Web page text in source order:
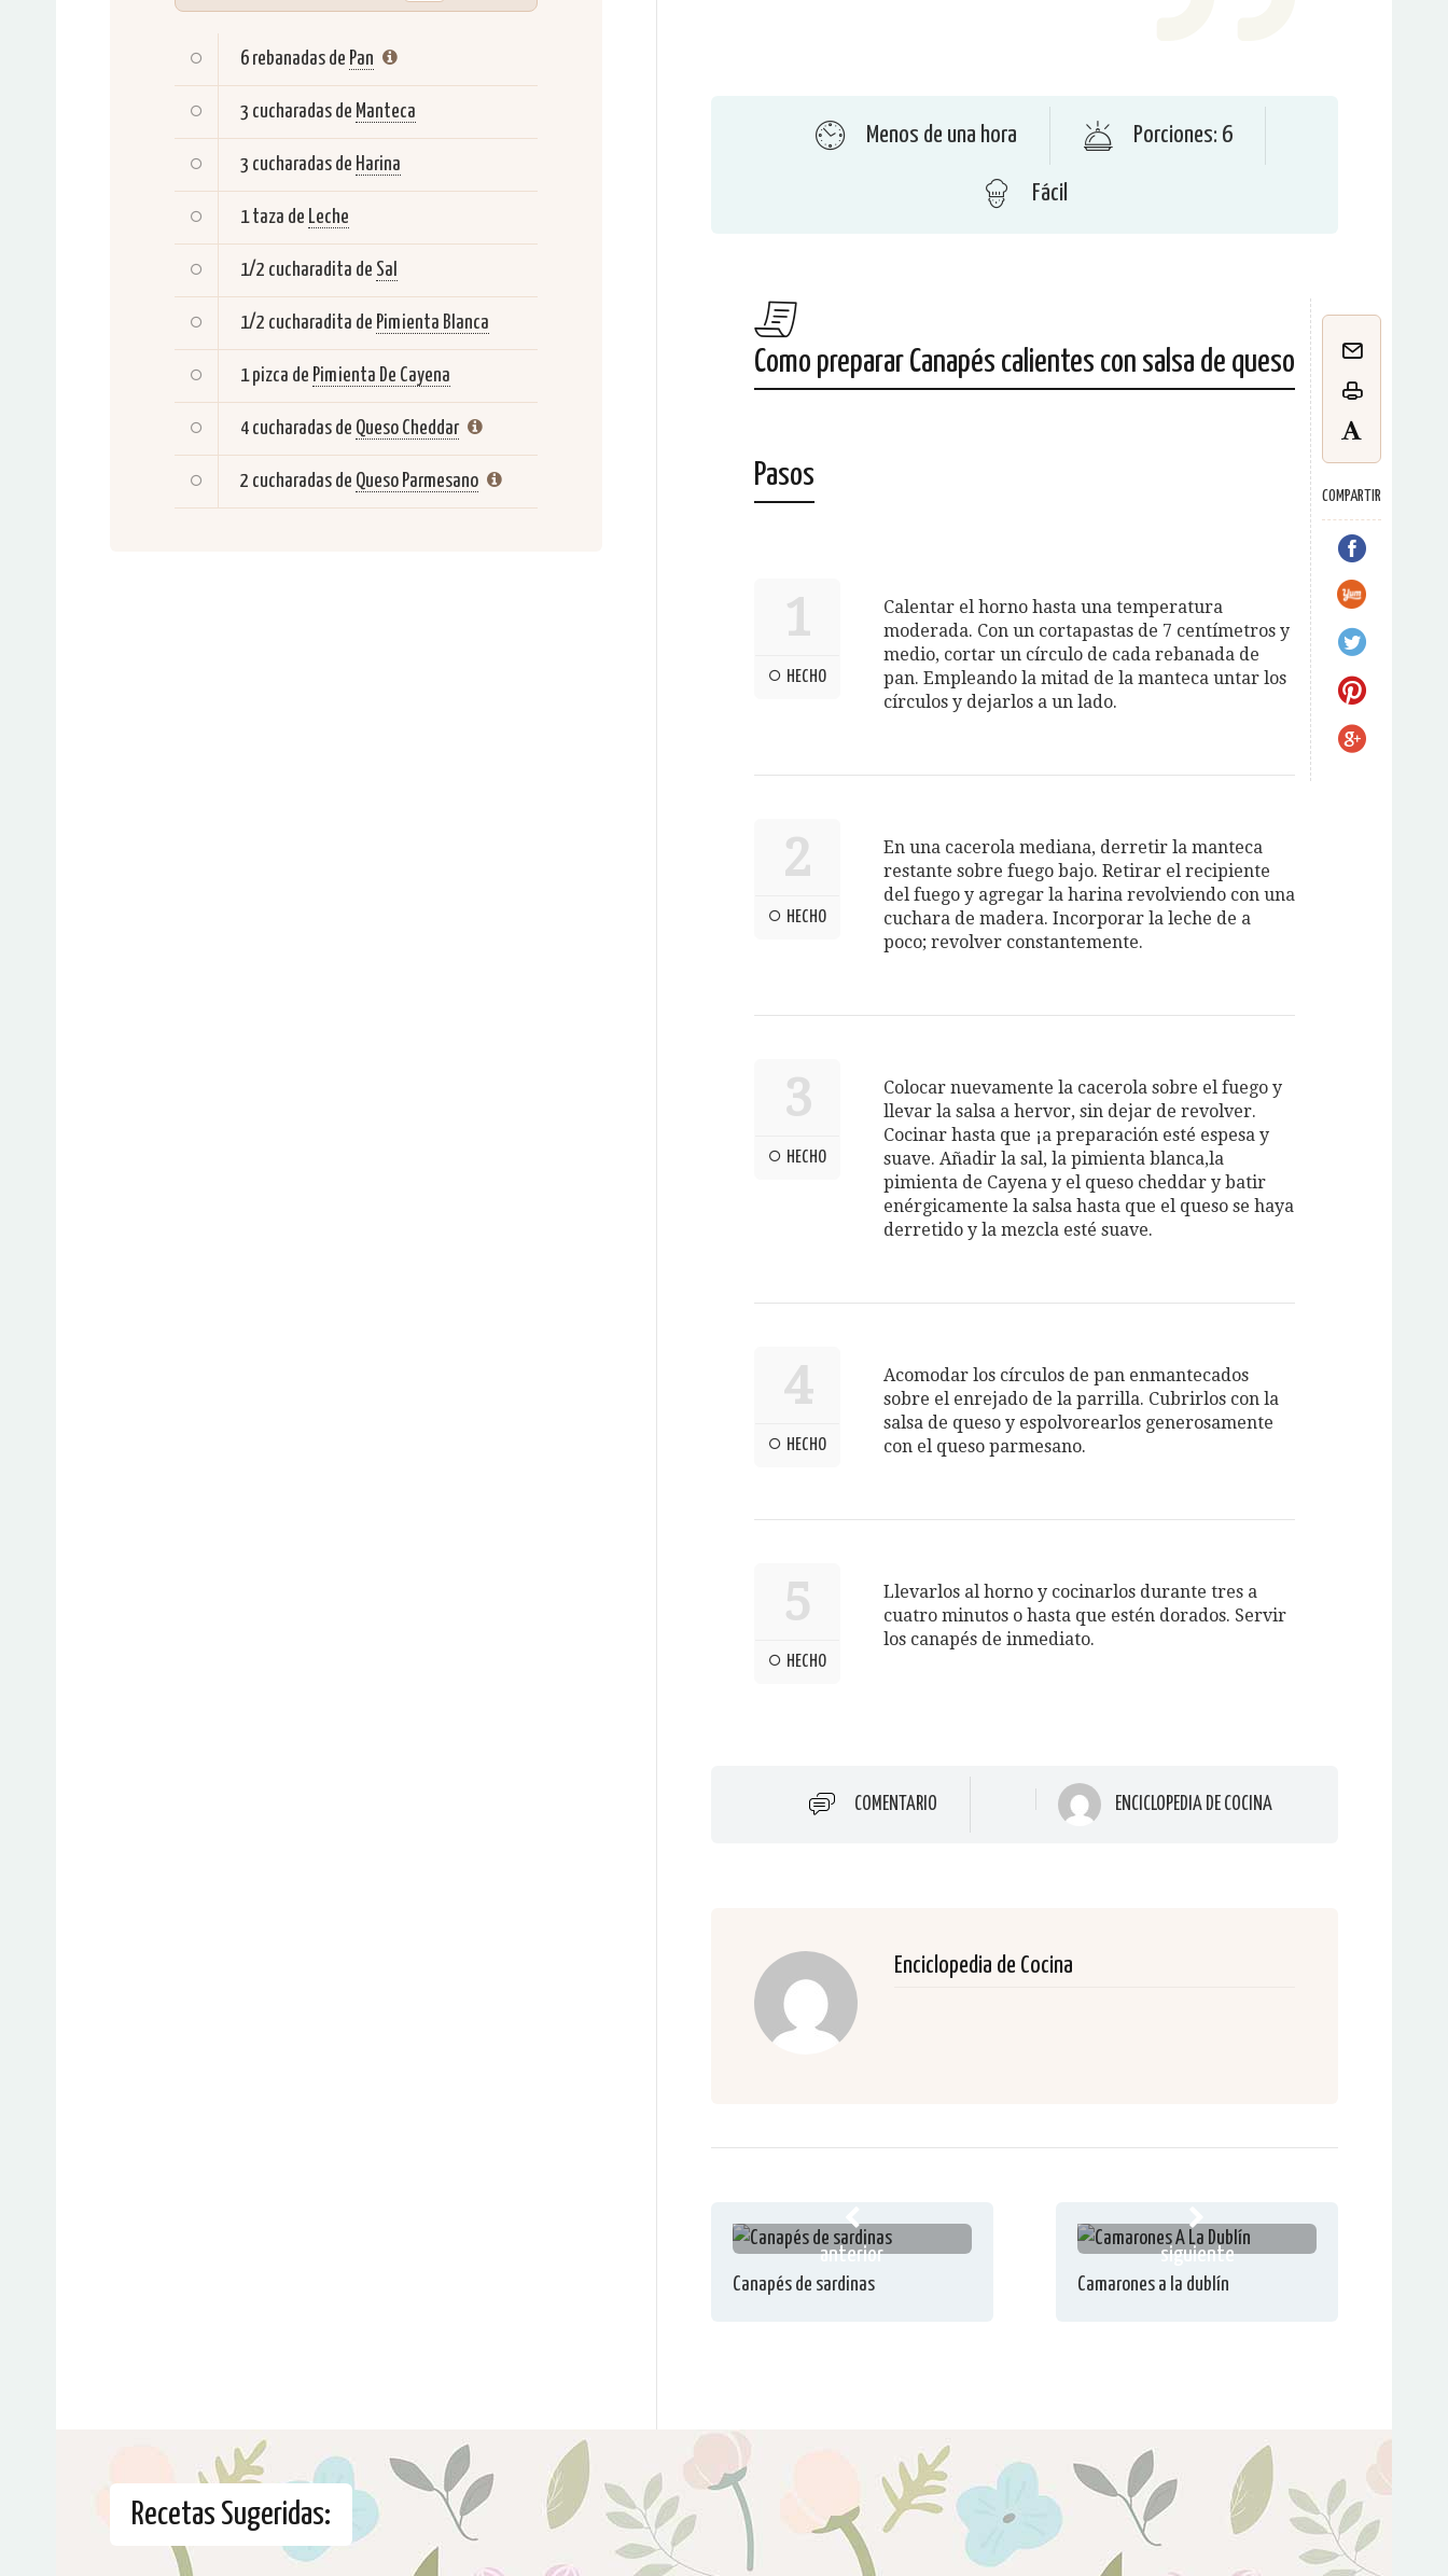
6 rebanadas de Pan
3 cucharadas de Manteca
3 cucharadas de Harina
1 taza de Leche
1/2 cucharadita de Sal
1/2 cucharadita de Pimienta Blanca
1 pizca de Pimienta De Cayena
4 cucharadas de Queso Cheddar
2 cucharadas de Queso Parmesano
Menos de una hora Porciones: 6
Fácil
Como preparar Canapés calientes con salsa de queso
COMPARTIR
Pasos
1
HECHO
Calentar el horno hasta una temperatura
moderada. Con un cortapastas de 7 centímetros y
medio, cortar un círculo de cada rebanada de
pan. Empleando la mitad de la manteca untar los
círculos y dejarlos a un lado.
2
HECHO
En una cacerola mediana, derretir la manteca
restante sobre fuego bajo. Retirar el recipiente
del fuego y agregar la harina revolviendo con una
cuchara de madera. Incorporar la leche de a
poco; revolver constantemente.
3
HECHO
Colocar nuevamente la cacerola sobre el fuego y
llevar la salsa a hervor, sin dejar de revolver.
Cocinar hasta que ¡a preparación esté espesa y
suave. Añadir la sal, la pimienta blanca,la
pimienta de Cayena y el queso cheddar y batir
enérgicamente la salsa hasta que el queso se haya
derretido y la mezcla esté suave.
4
HECHO
Acomodar los círculos de pan enmantecados
sobre el enrejado de la parrilla. Cubrirlos con la
salsa de queso y espolvorearlos generosamente
con el queso parmesano.
5
HECHO
Llevarlos al horno y cocinarlos durante tres a
cuatro minutos o hasta que estén dorados. Servir
los canapés de inmediato.
COMENTARIO ENCICLOPEDIA DE COCINA
Enciclopedia de Cocina
anterior
Canapés de sardinas
siguiente
Camarones a la dublín
Recetas Sugeridas: